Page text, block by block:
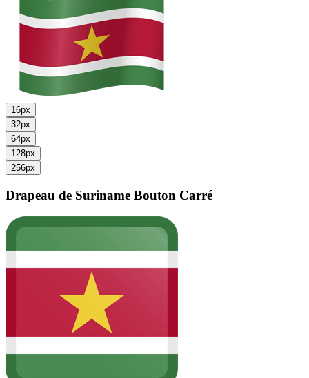
16px
32px
64px
128px
256px
Drapeau de Suriname Bouton Carré